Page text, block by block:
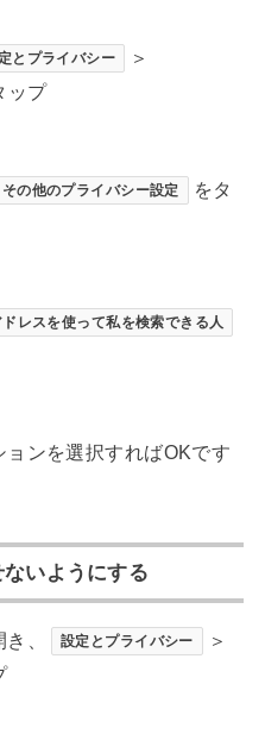
とプライバシー ＞
ップ
その他のプライバシー設定
をタ
ドレスを使って私を検索できる人
ョンを選択すればOKです
いようにする
、 設定とプライバシー ＞